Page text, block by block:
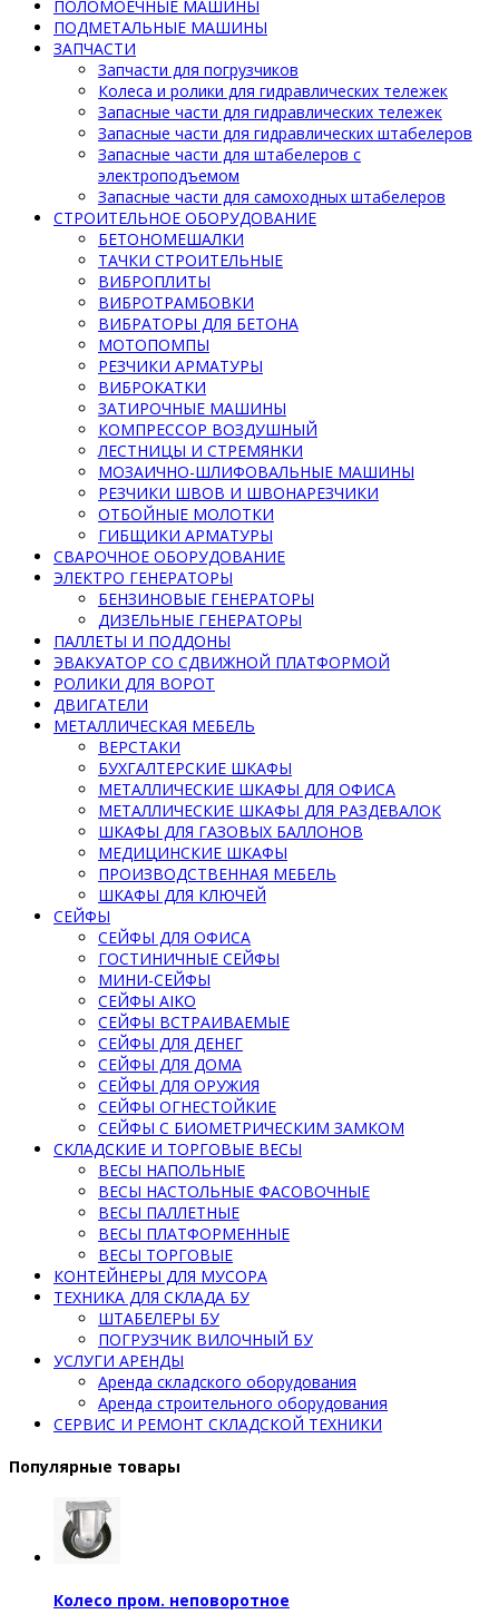
ПОЛОМОЕЧНЫЕ МАШИНЫ
ПОДМЕТАЛЬНЫЕ МАШИНЫ
ЗАПЧАСТИ
Запчасти для погрузчиков
Колеса и ролики для гидравлических тележек
Запасные части для гидравлических тележек
Запасные части для гидравлических штабелеров
Запасные части для штабелеров с
электроподъемом
Запасные части для самоходных штабелеров
СТРОИТЕЛЬНОЕ ОБОРУДОВАНИЕ
БЕТОНОМЕШАЛКИ
ТАЧКИ СТРОИТЕЛЬНЫЕ
ВИБРОПЛИТЫ
ВИБРОТРАМБОВКИ
ВИБРАТОРЫ ДЛЯ БЕТОНА
МОТОПОМПЫ
РЕЗЧИКИ АРМАТУРЫ
ВИБРОКАТКИ
ЗАТИРОЧНЫЕ МАШИНЫ
КОМПРЕССОР ВОЗДУШНЫЙ
ЛЕСТНИЦЫ И СТРЕМЯНКИ
МОЗАИЧНО-ШЛИФОВАЛЬНЫЕ МАШИНЫ
РЕЗЧИКИ ШВОВ И ШВОНАРЕЗЧИКИ
ОТБОЙНЫЕ МОЛОТКИ
ГИБЩИКИ АРМАТУРЫ
СВАРОЧНОЕ ОБОРУДОВАНИЕ
ЭЛЕКТРО ГЕНЕРАТОРЫ
БЕНЗИНОВЫЕ ГЕНЕРАТОРЫ
ДИЗЕЛЬНЫЕ ГЕНЕРАТОРЫ
ПАЛЛЕТЫ И ПОДДОНЫ
ЭВАКУАТОР СО СДВИЖНОЙ ПЛАТФОРМОЙ
РОЛИКИ ДЛЯ ВОРОТ
ДВИГАТЕЛИ
МЕТАЛЛИЧЕСКАЯ МЕБЕЛЬ
ВЕРСТАКИ
БУХГАЛТЕРСКИЕ ШКАФЫ
МЕТАЛЛИЧЕСКИЕ ШКАФЫ ДЛЯ ОФИСА
МЕТАЛЛИЧЕСКИЕ ШКАФЫ ДЛЯ РАЗДЕВАЛОК
ШКАФЫ ДЛЯ ГАЗОВЫХ БАЛЛОНОВ
МЕДИЦИНСКИЕ ШКАФЫ
ПРОИЗВОДСТВЕННАЯ МЕБЕЛЬ
ШКАФЫ ДЛЯ КЛЮЧЕЙ
СЕЙФЫ
СЕЙФЫ ДЛЯ ОФИСА
ГОСТИНИЧНЫЕ СЕЙФЫ
МИНИ-СЕЙФЫ
СЕЙФЫ AIKO
СЕЙФЫ ВСТРАИВАЕМЫЕ
СЕЙФЫ ДЛЯ ДЕНЕГ
СЕЙФЫ ДЛЯ ДОМА
СЕЙФЫ ДЛЯ ОРУЖИЯ
СЕЙФЫ ОГНЕСТОЙКИЕ
СЕЙФЫ С БИОМЕТРИЧЕСКИМ ЗАМКОМ
СКЛАДСКИЕ И ТОРГОВЫЕ ВЕСЫ
ВЕСЫ НАПОЛЬНЫЕ
ВЕСЫ НАСТОЛЬНЫЕ ФАСОВОЧНЫЕ
ВЕСЫ ПАЛЛЕТНЫЕ
ВЕСЫ ПЛАТФОРМЕННЫЕ
ВЕСЫ ТОРГОВЫЕ
КОНТЕЙНЕРЫ ДЛЯ МУСОРА
ТЕХНИКА ДЛЯ СКЛАДА БУ
ШТАБЕЛЕРЫ БУ
ПОГРУЗЧИК ВИЛОЧНЫЙ БУ
УСЛУГИ АРЕНДЫ
Аренда складского оборудования
Аренда строительного оборудования
СЕРВИС И РЕМОНТ СКЛАДСКОЙ ТЕХНИКИ
Популярные товары
Колесо пром. неповоротное